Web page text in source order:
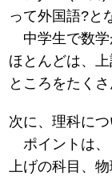
って外国語?と
中学生で数学
ほとんどは、
ところをたく
次に、理科につ
ポイントは、
上げの科目、